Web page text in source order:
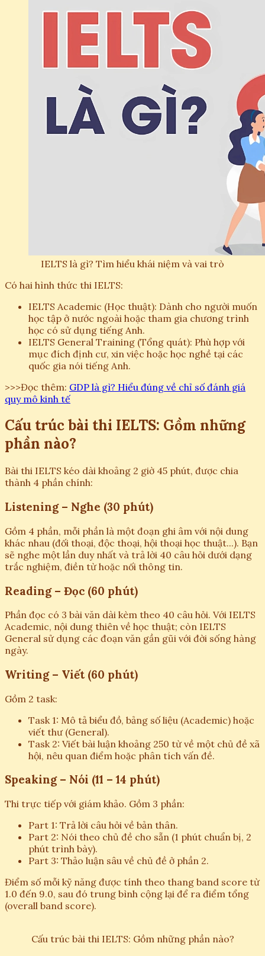
IELTS là gì? Tìm hiểu khái niệm và vai trò
Có hai hình thức thi IELTS:
IELTS Academic (Học thuật): Dành cho người muốn
học tập ở nước ngoài hoặc tham gia chương trình
học có sử dụng tiếng Anh.
IELTS General Training (Tổng quát): Phù hợp với
mục đích định cư, xin việc hoặc học nghề tại các
quốc gia nói tiếng Anh.
>>>Đọc thêm: GDP là gì? Hiểu đúng về chỉ số đánh giá
quy mô kinh tế
Cấu trúc bài thi IELTS: Gồm những
phần nào?
Bài thi IELTS kéo dài khoảng 2 giờ 45 phút, được chia
thành 4 phần chính:
Listening – Nghe (30 phút)
Gồm 4 phần, mỗi phần là một đoạn ghi âm với nội dung
khác nhau (đối thoại, độc thoại, hội thoại học thuật...). Bạn
sẽ nghe một lần duy nhất và trả lời 40 câu hỏi dưới dạng
trắc nghiệm, điền từ hoặc nối thông tin.
Reading – Đọc (60 phút)
Phần đọc có 3 bài văn dài kèm theo 40 câu hỏi. Với IELTS
Academic, nội dung thiên về học thuật; còn IELTS
General sử dụng các đoạn văn gần gũi với đời sống hàng
ngày.
Writing – Viết (60 phút)
Gồm 2 task:
Task 1: Mô tả biểu đồ, bảng số liệu (Academic) hoặc
viết thư (General).
Task 2: Viết bài luận khoảng 250 từ về một chủ đề xã
hội, nêu quan điểm hoặc phân tích vấn đề.
Speaking – Nói (11 – 14 phút)
Thi trực tiếp với giám khảo. Gồm 3 phần:
Part 1: Trả lời câu hỏi về bản thân.
Part 2: Nói theo chủ đề cho sẵn (1 phút chuẩn bị, 2
phút trình bày).
Part 3: Thảo luận sâu về chủ đề ở phần 2.
Điểm số mỗi kỹ năng được tính theo thang band score từ
1.0 đến 9.0, sau đó trung bình cộng lại để ra điểm tổng
(overall band score).
Cấu trúc bài thi IELTS: Gồm những phần nào?